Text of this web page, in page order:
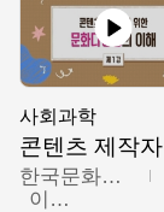
사회과학
한국문화예술교육진흥원
이성민